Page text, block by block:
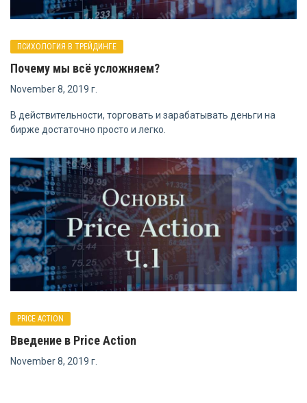
ПСИХОЛОГИЯ В ТРЕЙДИНГЕ
Почему мы всё усложняем?
November 8, 2019 г.
В действительности, торговать и зарабатывать деньги на
бирже достаточно просто и легко.
PRICE ACTION
Введение в Price Action
November 8, 2019 г.